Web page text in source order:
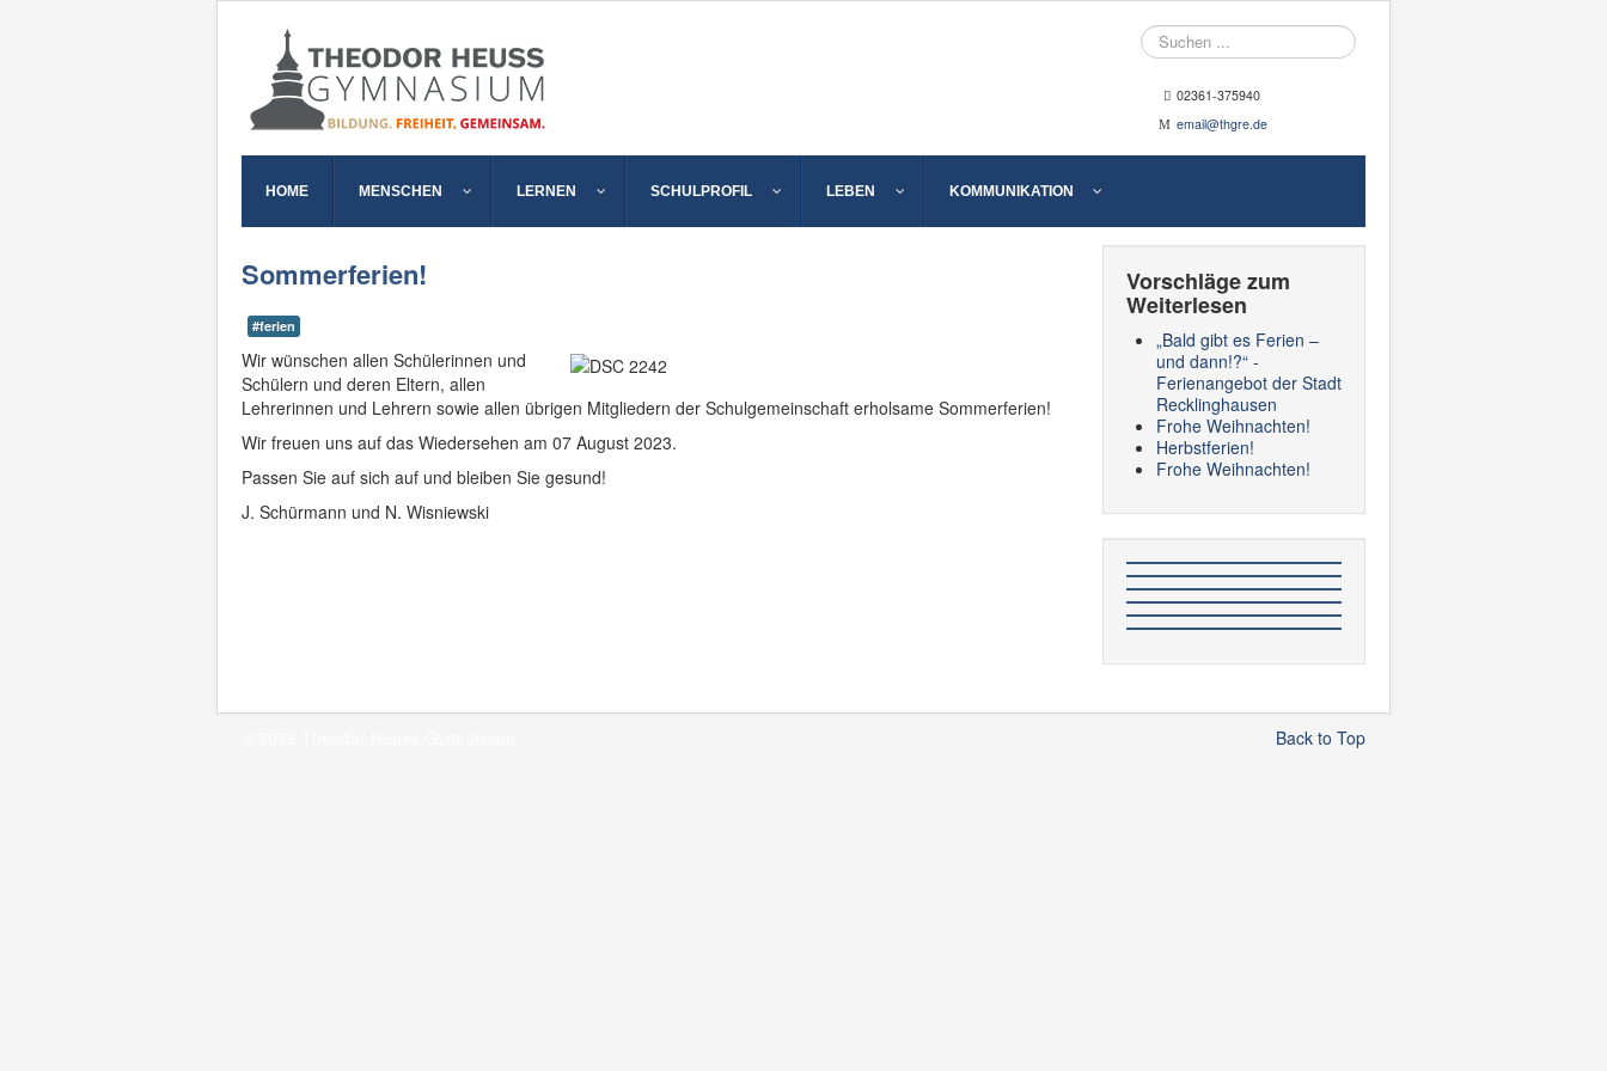
Suche
02361-375940
email@thgre.de
HOME MENSCHEN LERNEN SCHULPROFIL LEBEN KOMMUNIKATION
Sommerferien!
#ferien
Wir wünschen allen Schülerinnen und
Schülern und deren Eltern, allen
Lehrerinnen und Lehrern sowie allen übrigen Mitgliedern der Schulgemeinschaft erholsame Sommerferien!
Wir freuen uns auf das Wiedersehen am 07 August 2023.
Passen Sie auf sich auf und bleiben Sie gesund!
J. Schürmann und N. Wisniewski
Vorschläge zum
Weiterlesen
„Bald gibt es Ferien –
und dann!?“ -
Ferienangebot der Stadt
Recklinghausen
Frohe Weihnachten!
Herbstferien!
Frohe Weihnachten!
Back to Top